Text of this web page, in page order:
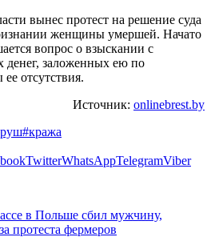
вынес протест на решение суда
женщины умершей. Начато
вопрос о взыскании с
денег, заложенных ею по
отсутствия.
Источник: onlinebrest.by
#кража
TwitterWhatsAppTelegramViber
в Польше сбил мужчину,
протеста фермеров